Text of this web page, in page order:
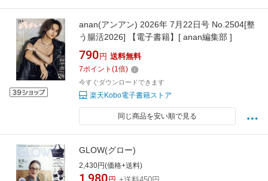
anan(アンアン) 2026年 7月22日号 No.2504[整
う腸活2026] 【電子書籍】[ anan編集部 ]
790 円 送料無料
7ポイント (1倍)
今すぐダウンロードできます
楽天Kobo電子書籍ストア
同じ商品を安い順で見る
GLOW(グロー)
2,430円(価格+送料)